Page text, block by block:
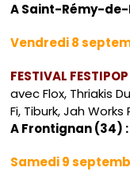
A Saint-Rémy-de-
Vendredi 8
FESTIVAL FESTIPOP
avec Flox, Thriakis
Fi, Tiburk, Jah
A Frontignan (34)
Samedi 9